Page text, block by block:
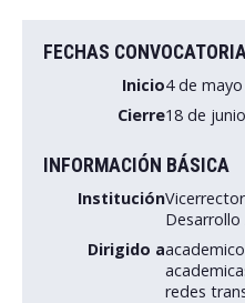
FECHAS
Inicio4 de
Cierre18 de
INFORMACIÓN BÁSICA
Institución
Desarrollo
Dirigido a
redes